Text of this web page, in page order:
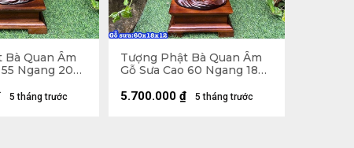
Bà Quan Âm
55 Ngang 20
5 tháng trước
Tượng Phật Bà Quan Âm
Gỗ Sưa Cao 60 Ngang 18
5 tháng trước
5.700.000 ₫